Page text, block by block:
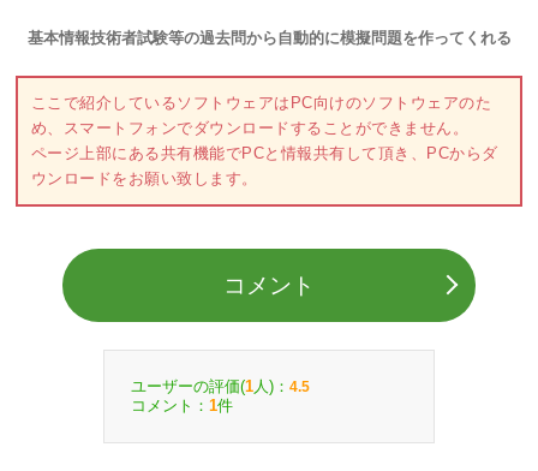
基本情報技術者試験等の過去問から自動的に模擬問題を作ってくれる
ここで紹介しているソフトウェアはPC向けのソフトウェアのた
め、スマートフォンでダウンロードすることができません。
ページ上部にある共有機能でPCと情報共有して頂き、PCからダ
ウンロードをお願い致します。
コメント
ユーザーの評価(1 人)： 4.5
コメント： 1件